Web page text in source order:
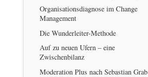
Organisationsdiagnose im Change
Management
Die Wunderleiter-Methode
Auf zu neuen Ufern – eine
Zwischenbilanz
Moderation Plus nach Sebastian Grab